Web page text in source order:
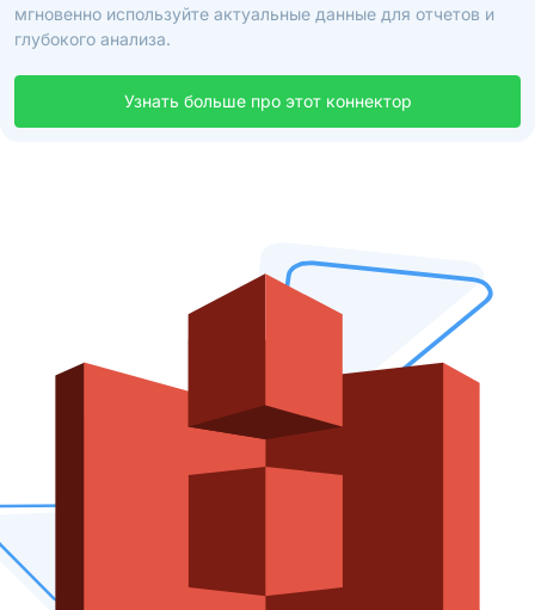
мгновенно используйте актуальные данные для отчетов и
глубокого анализа.
Узнать больше про этот коннектор